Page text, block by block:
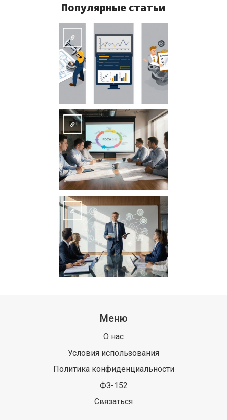
Популярные статьи
Меню
О нас
Условия использования
Политика конфиденциальности
ФЗ-152
Связаться